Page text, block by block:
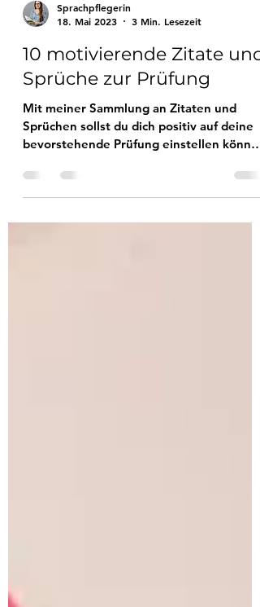
Sprachpflegerin
18. Mai 2023
3 Min. Lesezeit
10 motivierende Zitate und
Sprüche zur Prüfung
Mit meiner Sammlung an Zitaten und
bevorstehende Prüfung einstellen können
...